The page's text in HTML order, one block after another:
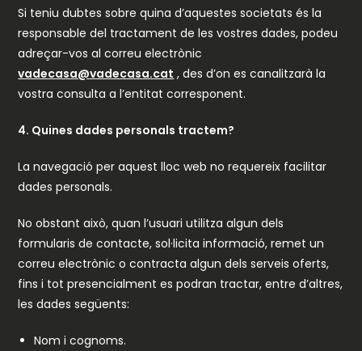
Si teniu dubtes sobre quina d’aquestes societats és la
responsable del tractament de les vostres dades, podeu
adreçar-vos al correu electrònic
vadecasa@vadecasa.cat , des d’on es canalitzarà la
vostra consulta a l’entitat corresponent.
4. Quines dades personals tractem?
La navegació per aquest lloc web no requereix facilitar
dades personals.
No obstant això, quan l’usuari utilitza algun dels
formularis de contacte, sol·licita informació, remet un
correu electrònic o contracta algun dels serveis oferts,
fins i tot presencialment es podran tractar, entre d’altres,
les dades següents:
Nom i cognoms.